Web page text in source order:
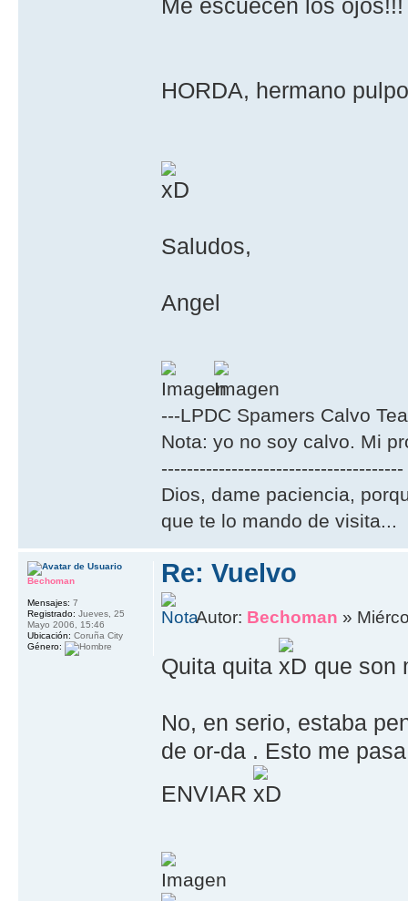
HORDA, hermano
Saludos,
Angel
---LPDC Spamers Calvo
Nota: yo no soy calvo. Mi
--------------------------------------
Dios, dame paciencia,
que te lo mando de visita...
Re: Vuelvo
Autor: Bechoman »
Quita quita que son
No, en serio, estaba
de or-da . Esto me
ENVIAR
Bechoman
Mensajes: 7
Registrado: Jueves, 25
Mayo 2006, 15:46
Ubicación: Coruña City
Género: